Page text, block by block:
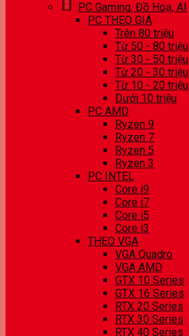
PC Gaming, Đồ Hoạ, AI
PC THEO GIÁ
Trên 80 triệu
Từ 50 - 80 triệu
Từ 30 - 50 triệu
Từ 20 - 30 triệu
Từ 10 - 20 triệu
Dưới 10 triệu
PC AMD
Ryzen 9
Ryzen 7
Ryzen 5
Ryzen 3
PC INTEL
Core i9
Core i7
Core i5
Core i3
THEO VGA
VGA Quadro
VGA AMD
GTX 10 Series
GTX 16 Series
RTX 20 Series
RTX 30 Series
RTX 40 Series